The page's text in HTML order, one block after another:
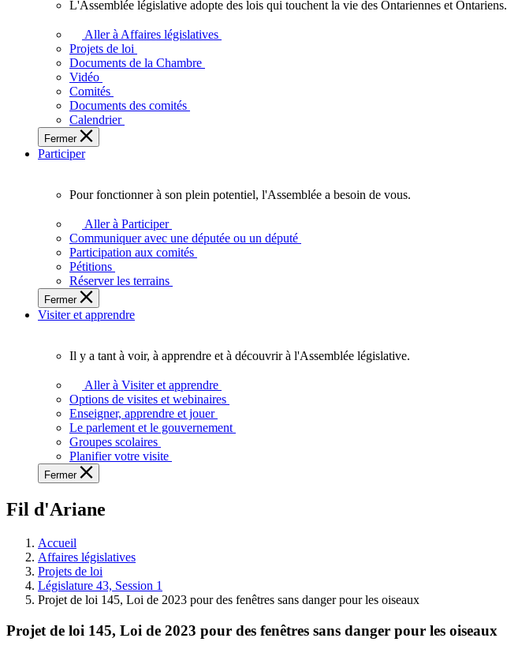
l'Ontario.
législative
adopte
touchent
vie
des
Ontariennes
Ontariens.
L'Assemblée législative adopte des lois qui touchent la vie des Ontariennes et Ontariens.
Aller à Affaires législatives
Projets de loi
Documents de la Chambre
Vidéo
Comités
Documents des comités
Calendrier
Fermer
Participer
fonctionner
plein
potentiel,
l'Assemblée
a
besoin
Pour fonctionner à son plein potentiel, l'Assemblée a besoin de vous.
Aller à Participer
Communiquer avec une députée ou un député
Participation aux comités
Pétitions
Réserver les terrains
Fermer
Visiter et apprendre
voir,
apprendre
et
découvrir
l'Assemblée
législative.
Il y a tant à voir, à apprendre et à découvrir à l'Assemblée législative.
Aller à Visiter et apprendre
Options de visites et webinaires
Enseigner, apprendre et jouer
Le parlement et le gouvernement
Groupes scolaires
Planifier votre visite
Fermer
Fil d'Ariane
Accueil
Affaires législatives
Projets de loi
Législature 43, Session 1
Projet de loi 145, Loi de 2023 pour des fenêtres sans danger pour les oiseaux
Projet de loi 145, Loi de 2023 pour des fenêtres sans danger pour les oiseaux